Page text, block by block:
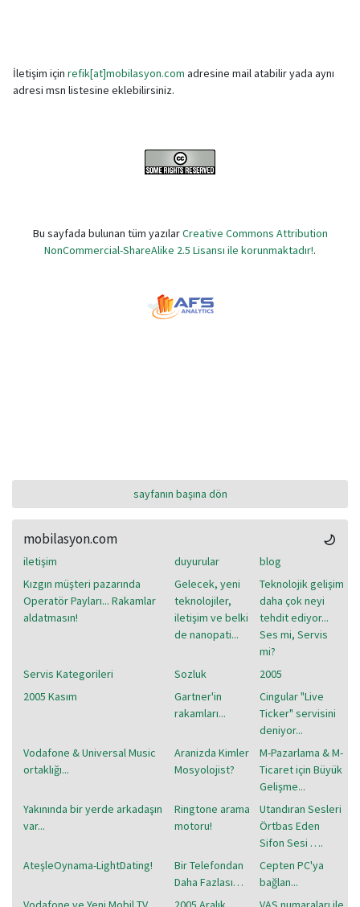
İletişim için refik[at]mobilasyon.com adresine mail atabilir yada aynı
adresi msn listesine eklebilirsiniz.
Bu sayfada bulunan tüm yazılarCreative Commons Attribution
NonCommercial-ShareAlike 2.5 Lisansı ile korunmaktadır!.
sayfanın başına dön
mobilasyon.com
iletişim duyurular
blog
Kızgın müşteri pazarında
Operatör Payları... Rakamlar
aldatmasın!
Gelecek, yeni
teknolojiler,
iletişim ve belki
de nanopati...
Teknolojik gelişim
daha çok neyi
tehdit ediyor...
Ses mi, Servis
mi?
Servis Kategorileri
Sozluk
2005
2005 Kasım
Gartner'in
rakamları...
Cingular "Live
Ticker" servisini
deniyor...
Vodafone & Universal Music
ortaklığı...
Aranizda Kimler
Mosyolojist?
M-Pazarlama & M-
Ticaret için Büyük
Gelişme...
Yakınında bir yerde arkadaşın
var...
Ringtone arama
motoru!
Utandıran Sesleri
Örtbas Eden
Sifon Sesi ….
AteşleOynama-LightDating!
Bir Telefondan
Daha Fazlası…
Cepten PC'ya
bağlan...